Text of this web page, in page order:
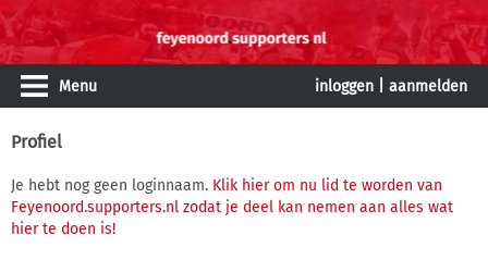
Menu inloggen aanmelden
Profiel
Je hebt nog geen loginnaam. Klik hier om nu lid te worden van
Feyenoord.supporters.nl zodat je deel kan nemen aan alles wat
hier te doen is!